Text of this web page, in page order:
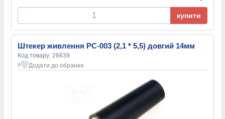
купити
Штекер живлення PC-003 (2,1 * 5,5) довгий 14мм
Код товару: 26639
9 Додати до обраних